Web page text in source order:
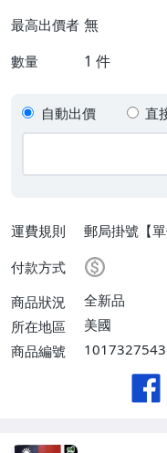
最高出價者 無
數量 1 件
自動出價 直
運費規則
郵局掛號【
費】
付款方式
商品狀況
全新品
所在地區
美國
商品編號